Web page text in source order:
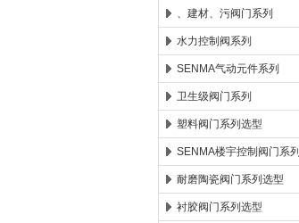
、建材、污阀门系列
水力控制阀系列
SENMA气动元件系列
卫生级阀门系列
塑料阀门系列选型
SENMA楼宇控制阀门系列
耐磨陶瓷阀门系列选型
衬胶阀门系列选型